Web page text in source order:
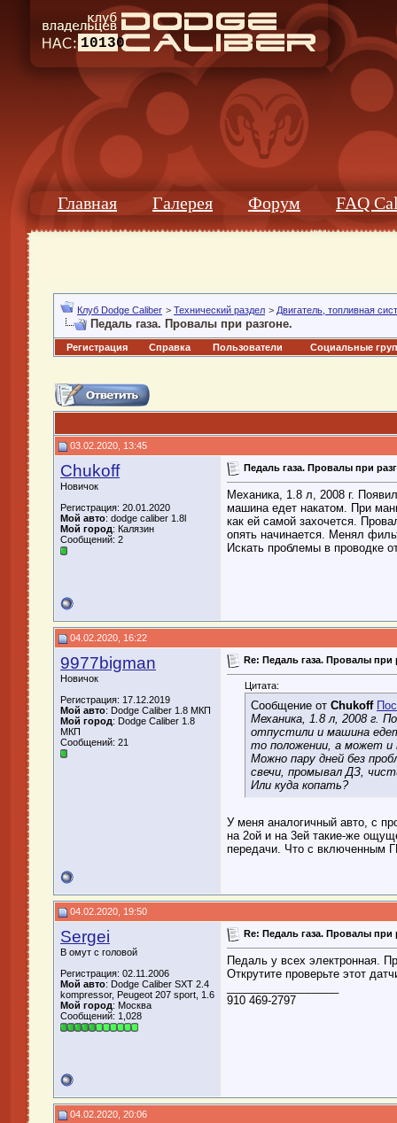
10130
Главная Галерея Форум FAQ
Клуб Dodge Caliber > Технический раздел > Двигатель, топливная
Педаль газа. Провалы при разгоне.
Регистрация Справка Пользователи Социальные
03.02.2020, 13:45
Chukoff
Новичок
Регистрация: 20.01.2020
Мой авто: dodge caliber 1.8l
Мой город: Калязин
Сообщений: 2
Педаль газа. Провалы при
Механика, 1.8 л, 2008 г.
машина едет накатом. При
как ей самой захочется.
опять начинается. Менял
Искать проблемы в проводке
04.02.2020, 16:22
9977bigman
Новичок
Регистрация: 17.12.2019
Мой авто: Dodge Caliber 1.8 МКП
Мой город: Dodge Caliber 1.8
МКП
Сообщений: 21
Re: Педаль газа. Провалы при
Цитата:
Сообщение от Chukoff
Механика, 1.8 л, 2008 г.
отпустили и машина
то положении, а может и
Можно пару дней без
свечи, промывал ДЗ,
Или куда копать?
У меня аналогичный авто, с
на 2ой и на 3ей такие-же
передачи. Что с включенным
04.02.2020, 19:50
Sergei
В омут с головой
Регистрация: 02.11.2006
Мой авто: Dodge Caliber SXT 2.4
kompressor, Peugeot 207 sport, 1.6
Мой город: Москва
Сообщений: 1,028
Re: Педаль газа. Провалы при
Педаль у всех электронная.
Открутите проверьте этот
910 469-2797
04.02.2020, 20:06